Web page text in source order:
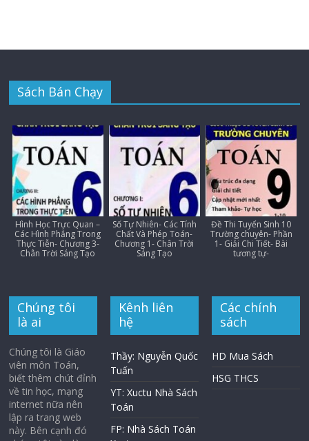
Sách Bán Chạy
Hình Học Trực Quan –
Các Hình Phẳng Trong
Thực Tiễn- Chương 3-
Chân Trời Sáng Tạo
Số Tự Nhiên- Các Tính
Chất Và Phép Toán-
Chương 1- Chân Trời
Sáng Tạo
Đề Thi Tuyển Sinh 10
Trường chuyên- Phần
1- Giải Chi Tiết- Bài
tương tự-
Chúng tôi
là ai
Chúng tôi là Giáo
viên môn Toán,
biết thêm chút đỉnh
về tin học, mạng
internet nữa nên
lập ra trang web
này. Bên cạnh đó
Kênh liên
hệ
Thầy: Nguyễn Quốc
Tuấn
YT: Xuctu Nhà Sách
Toán
FP: Nhà Sách Toán
Các chính
sách
HD Mua Sách
HSG THCS